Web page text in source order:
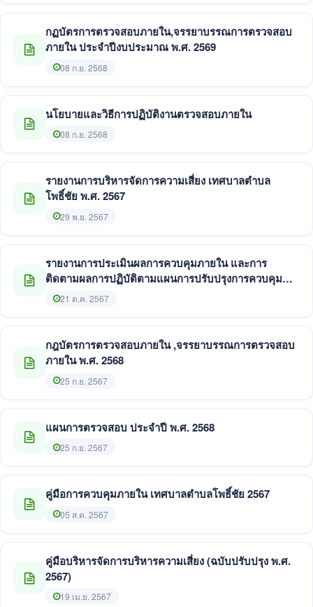
กฏบัตรการตรวจสอบภายใน,จรรยาบรรณการตรวจสอบ
ภายใน ประจำปีงบประมาณ พ.ศ. 2569
08 ก.ย. 2568
นโยบายและวิธีการปฏิบัติงานตรวจสอบภายใน
08 ก.ย. 2568
รายงานการบริหารจัดการความเสี่ยง เทศบาลตำบล
โพธิ์ชัย พ.ศ. 2567
29 พ.ย. 2567
รายงานการประเมินผลการควบคุมภายใน และการ
ติดตามผลการปฏิบัติตามแผนการปรับปรุงการควบคุม
ภายใน พ.ศ. 2567
21 ต.ค. 2567
กฎบัตรการตรวจสอบภายใน ,จรรยาบรรณการตรวจสอบ
ภายใน พ.ศ. 2568
25 ก.ย. 2567
แผนการตรวจสอบ ประจำปี พ.ศ. 2568
25 ก.ย. 2567
คู่มือการควบคุมภายใน เทศบาลตำบลโพธิ์ชัย 2567
05 ส.ค. 2567
คู่มือบริหารจัดการบริหารความเสี่ยง (ฉบับปรับปรุง พ.ศ.
2567)
19 เม.ย. 2567